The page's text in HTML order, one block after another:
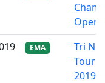
Open
EMA
Tri
2019 -